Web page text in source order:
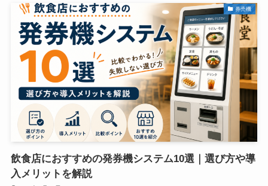
券売機
飲食店におすすめの発券機システム10選｜選び方や導
入メリットを解説